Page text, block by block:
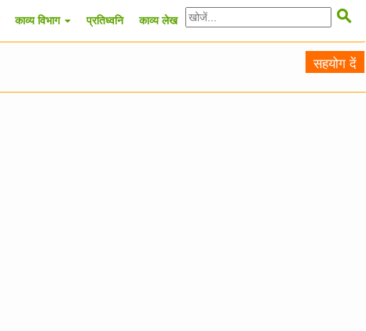

काव्य विभाग प्रतिध्वनि काव्य लेख
सहयोग दें